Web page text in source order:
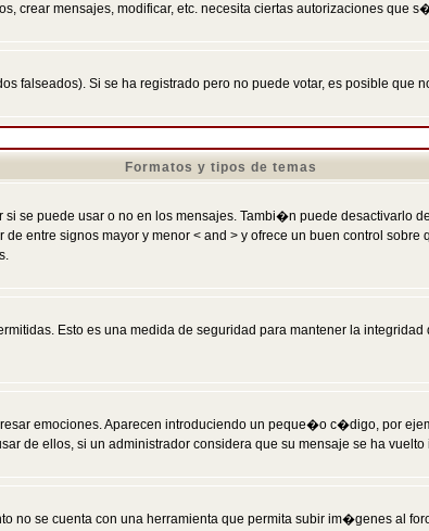
crear mensajes, modificar, etc. necesita ciertas autorizaciones que
falseados). Si se ha registrado pero no puede votar, es posible que
Formatos y tipos de temas
se puede usar o no en los mensajes. Tambi�n puede desactivarlo
de entre signos mayor y menor < and > y ofrece un buen control
Esto es una medida de seguridad para mantener la
emociones. Aparecen introduciendo un peque�o c�digo, por
de ellos, si un administrador considera que su mensaje se ha
no se cuenta con una herramienta que permita subir im�genes al